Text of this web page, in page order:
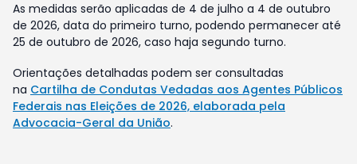
As medidas serão aplicadas de 4 de julho a 4 de outubro
de 2026, data do primeiro turno, podendo permanecer até
25 de outubro de 2026, caso haja segundo turno.
Orientações detalhadas podem ser consultadas
na Cartilha de Condutas Vedadas aos Agentes Públicos
Federais nas Eleições de 2026, elaborada pela
Advocacia-Geral da União.